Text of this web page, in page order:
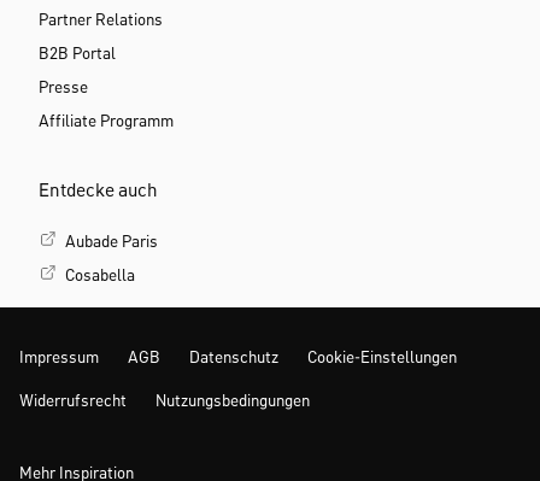
Partner Relations
B2B Portal
Presse
Affiliate Programm
Entdecke auch
Aubade Paris
Cosabella
Impressum AGB Datenschutz Cookie-Einstellungen
Widerrufsrecht Nutzungsbedingungen
Mehr Inspiration